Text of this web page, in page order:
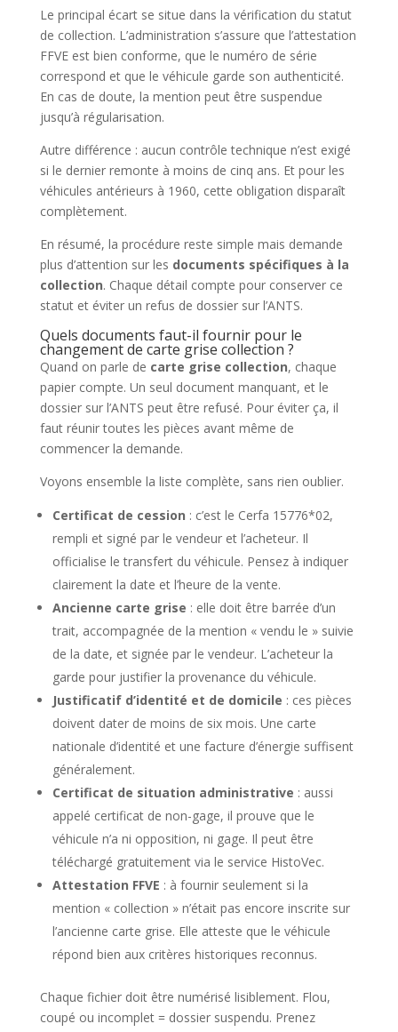
Le principal écart se situe dans la vérification du statut
de collection. L’administration s’assure que l’attestation
FFVE est bien conforme, que le numéro de série
correspond et que le véhicule garde son authenticité.
En cas de doute, la mention peut être suspendue
jusqu’à régularisation.
Autre différence : aucun contrôle technique n’est exigé
si le dernier remonte à moins de cinq ans. Et pour les
véhicules antérieurs à 1960, cette obligation disparaît
complètement.
En résumé, la procédure reste simple mais demande
plus d’attention sur les documents spécifiques à la
collection. Chaque détail compte pour conserver ce
statut et éviter un refus de dossier sur l’ANTS.
Quels documents faut-il fournir pour le
changement de carte grise collection ?
Quand on parle de carte grise collection, chaque
papier compte. Un seul document manquant, et le
dossier sur l’ANTS peut être refusé. Pour éviter ça, il
faut réunir toutes les pièces avant même de
commencer la demande.
Voyons ensemble la liste complète, sans rien oublier.
Certificat de cession : c’est le Cerfa 15776*02,
rempli et signé par le vendeur et l’acheteur. Il
officialise le transfert du véhicule. Pensez à indiquer
clairement la date et l’heure de la vente.
Ancienne carte grise : elle doit être barrée d’un
trait, accompagnée de la mention « vendu le » suivie
de la date, et signée par le vendeur. L’acheteur la
garde pour justifier la provenance du véhicule.
Justificatif d’identité et de domicile : ces pièces
doivent dater de moins de six mois. Une carte
nationale d’identité et une facture d’énergie suffisent
généralement.
Certificat de situation administrative : aussi
appelé certificat de non-gage, il prouve que le
véhicule n’a ni opposition, ni gage. Il peut être
téléchargé gratuitement via le service HistoVec.
Attestation FFVE : à fournir seulement si la
mention « collection » n’était pas encore inscrite sur
l’ancienne carte grise. Elle atteste que le véhicule
répond bien aux critères historiques reconnus.
Chaque fichier doit être numérisé lisiblement. Flou,
coupé ou incomplet = dossier suspendu. Prenez